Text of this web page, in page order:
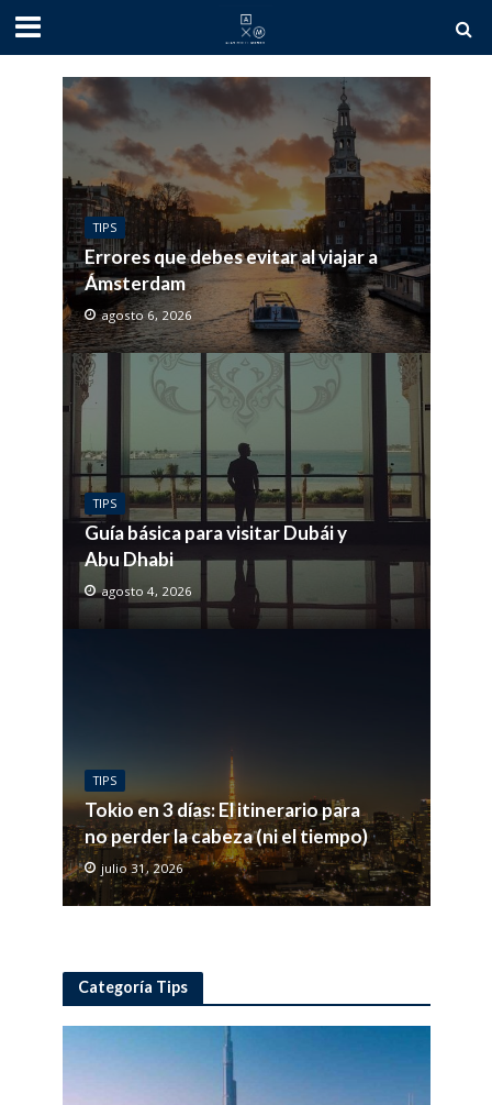
TIPS
Errores que debes evitar al viajar a
Ámsterdam
agosto 6, 2026
TIPS
Guía básica para visitar Dubái y
Abu Dhabi
agosto 4, 2026
TIPS
Tokio en 3 días: El itinerario para
no perder la cabeza (ni el tiempo)
julio 31, 2026
Categoría Tips